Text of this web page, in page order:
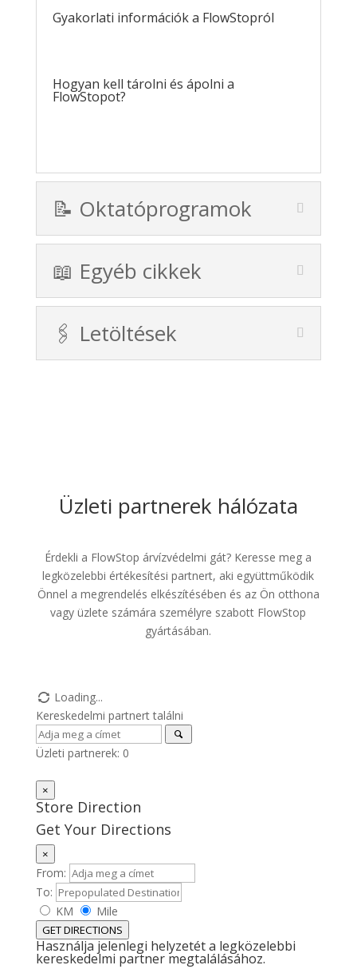
Gyakorlati információk a FlowStopról
Hogyan kell tárolni és ápolni a
FlowStopot?
📝 Oktatóprogramok
📖 Egyéb cikkek
🖇️ Letöltések
Üzleti partnerek hálózata
Érdekli a FlowStop árvízvédelmi gát? Keresse meg a
legközelebbi értékesítési partnert, aki együttműködik
Önnel a megrendelés elkészítésében és az Ön otthona
vagy üzlete számára személyre szabott FlowStop
gyártásában.
Loading...
Kereskedelmi partnert találni
Üzleti partnerek: 0
×
Store Direction
Get Your Directions
×
From:
To:
KM
Mile
GET DIRECTIONS
Használja jelenlegi helyzetét a legközelebbi
kereskedelmi partner megtalálásához.